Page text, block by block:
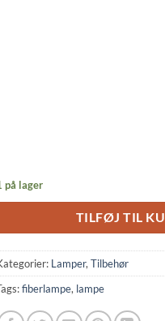
på lager
TILFØJ TIL
Lamper, Tilbehør
fiberlampe, lampe